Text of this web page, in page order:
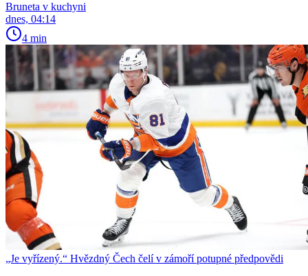
Bruneta v kuchyni
dnes, 04:14
4 min
„Je vyřízený.“ Hvězdný Čech čelí v zámoří potupné předpovědi